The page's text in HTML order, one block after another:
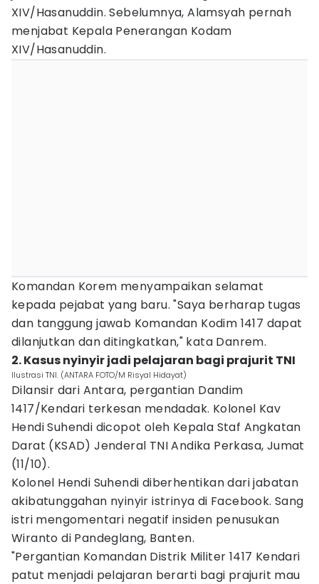
XIV/Hasanuddin. Sebelumnya, Alamsyah pernah
menjabat Kepala Penerangan Kodam
XIV/Hasanuddin.
Komandan Korem menyampaikan selamat
kepada pejabat yang baru. "Saya berharap tugas
dan tanggung jawab Komandan Kodim 1417 dapat
dilanjutkan dan ditingkatkan," kata Danrem.
2. Kasus nyinyir jadi pelajaran bagi prajurit TNI
Ilustrasi TNI. (ANTARA FOTO/M Risyal Hidayat)
Dilansir dari Antara, pergantian Dandim
1417/Kendari terkesan mendadak. Kolonel Kav
Hendi Suhendi dicopot oleh Kepala Staf Angkatan
Darat (KSAD) Jenderal TNI Andika Perkasa, Jumat
(11/10).
Kolonel Hendi Suhendi diberhentikan dari jabatan
akibatunggahan nyinyir istrinya di Facebook. Sang
istri mengomentari negatif insiden penusukan
Wiranto di Pandeglang, Banten.
"Pergantian Komandan Distrik Militer 1417 Kendari
patut menjadi pelajaran berarti bagi prajurit mau